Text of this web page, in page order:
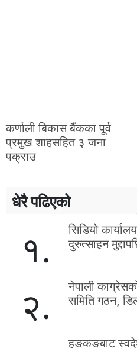
कर्णाली बिकास बैंकका पूर्व
प्रमुख शाहसहित ३ जना
पक्राउ
धेरै पढिएको
१.
सिडियो
दुरुत्साहन
२.
नेपाली
समिति गठन,
हङकङबाट